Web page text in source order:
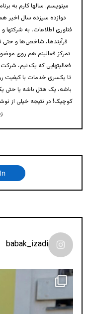
مینویسم. سالها کارم به
دوازده سیزده سال اخیر
فناوری اطلاعات، به شرکتها
فرآیندها، شاخص‌ها و حتی
تمرکز فعالیتم هم روی
فعالیتهایی که یک تیم،
تا یکسری خدمات با کیفیت
باشه، یک هتل باشه یا حتی
کوچیک! در نتیجه خیلی از
babak_izadi